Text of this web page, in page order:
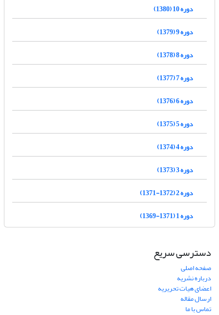
دوره 10 (1380)
دوره 9 (1379)
دوره 8 (1378)
دوره 7 (1377)
دوره 6 (1376)
دوره 5 (1375)
دوره 4 (1374)
دوره 3 (1373)
دوره 2 (1372-1371)
دوره 1 (1371-1369)
دسترسی سریع
صفحه اصلی
درباره نشریه
اعضای هیات تحریریه
ارسال مقاله
تماس با ما